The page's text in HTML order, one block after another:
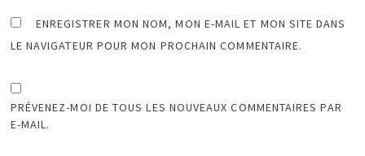
ENREGISTRER MON NOM, MON E-MAIL ET MON SITE DANS
LE NAVIGATEUR POUR MON PROCHAIN COMMENTAIRE.
PRÉVENEZ-MOI DE TOUS LES NOUVEAUX COMMENTAIRES PAR
E-MAIL.